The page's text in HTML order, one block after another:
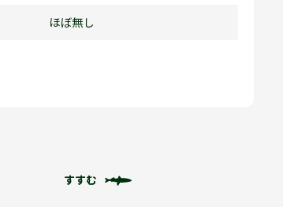
ほぼ無し
すすむ